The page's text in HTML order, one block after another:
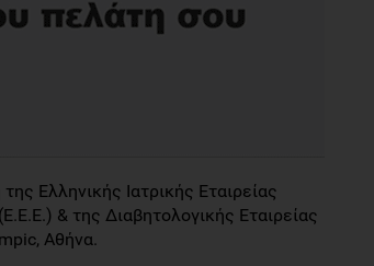
Ελληνικής Ιατρικής Εταιρείας
& της Διαβητολογικής Εταιρείας
Αθήνα.